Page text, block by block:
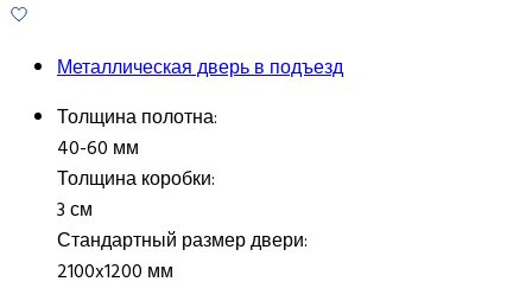
Металлическая дверь в подъезд
Толщина полотна:
40-60 мм
Толщина коробки:
3 см
Стандартный размер двери:
2100x1200 мм